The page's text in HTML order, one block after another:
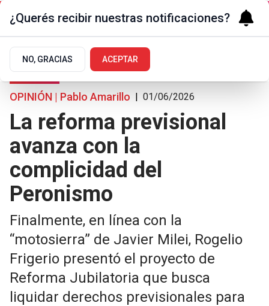
Opiniones
OPINIÓN | Pablo Amarillo | 01/06/2026
La reforma previsional
avanza con la
complicidad del
Peronismo
Finalmente, en línea con la
“motosierra” de Javier Milei, Rogelio
Frigerio presentó el proyecto de
Reforma Jubilatoria que busca
liquidar derechos previsionales para
¿Querés recibir nuestras notificaciones?
NO, GRACIAS ACEPTAR